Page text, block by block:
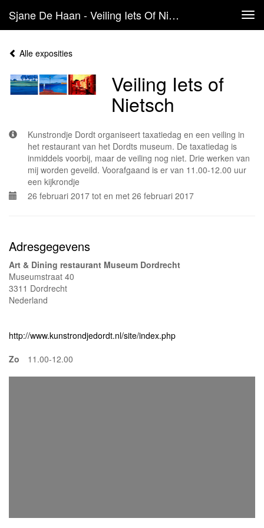
Sjane De Haan - Veiling Iets Of Nietsch
Alle exposities
Veiling Iets of
Nietsch
Kunstrondje Dordt organiseert taxatiedag en een veiling in
het restaurant van het Dordts museum. De taxatiedag is
inmiddels voorbij, maar de veiling nog niet. Drie werken van
mij worden geveild. Voorafgaand is er van 11.00-12.00 uur
een kijkrondje
26 februari 2017 tot en met 26 februari 2017
Adresgegevens
Art & Dining restaurant Museum Dordrecht
Museumstraat 40
3311 Dordrecht
Nederland
http://www.kunstrondjedordt.nl/site/index.php
Zo
11.00-12.00